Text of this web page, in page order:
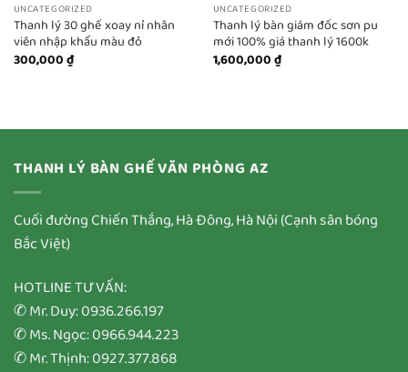
UNCATEGORIZED
Thanh lý 30 ghế xoay nỉ nhân
viên nhập khẩu màu đỏ
300,000₫
UNCATEGORIZED
Thanh lý bàn giám đốc sơn pu
mới 100% giá thanh lý 1600k
1,600,000₫
THANH LÝ BÀN GHẾ VĂN PHÒNG AZ
Cuối đường Chiến Thắng, Hà Đông, Hà Nội (Cạnh sân bóng
Bắc Việt)
HOTLINE TƯ VẤN:
✆ Mr. Duy: 0936.266.197
✆ Ms. Ngọc: 0966.944.223
✆ Mr. Thịnh: 0927.377.868